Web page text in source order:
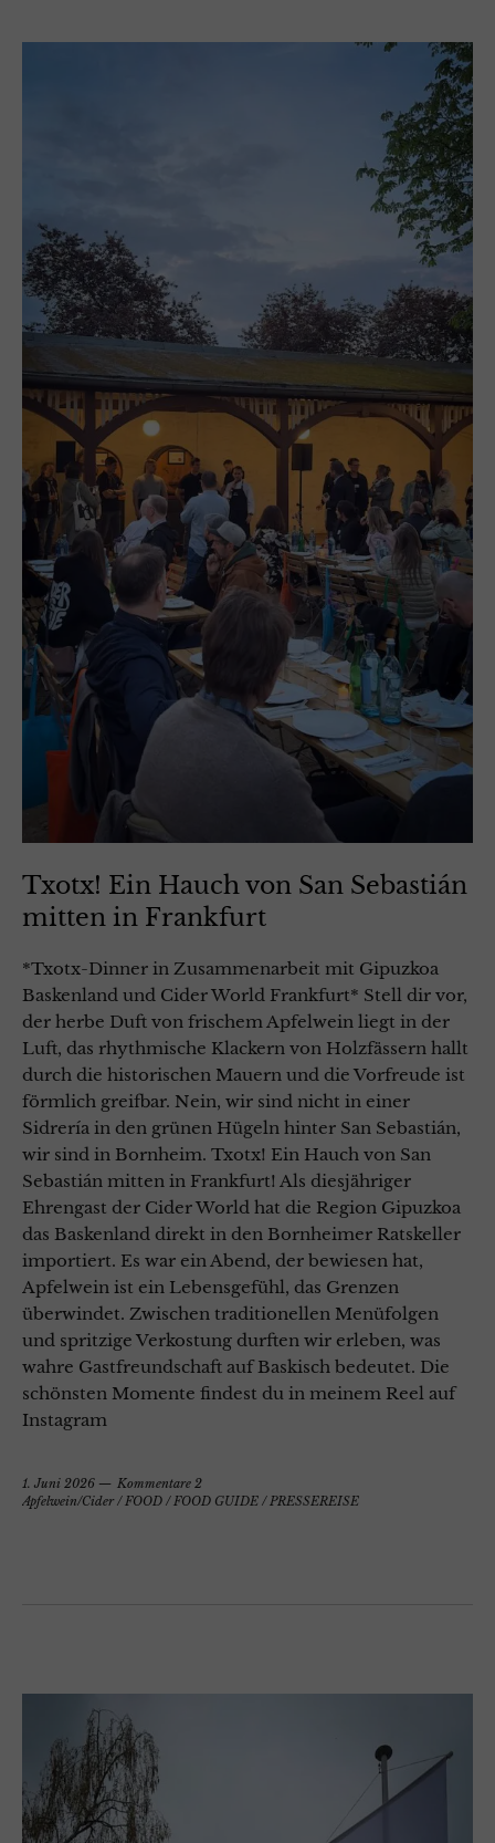
Txotx! Ein Hauch von San Sebastián
mitten in Frankfurt
*Txotx-Dinner in Zusammenarbeit mit Gipuzkoa
Baskenland und Cider World Frankfurt* Stell dir vor,
der herbe Duft von frischem Apfelwein liegt in der
Luft, das rhythmische Klackern von Holzfässern hallt
durch die historischen Mauern und die Vorfreude ist
förmlich greifbar. Nein, wir sind nicht in einer
Sidrería in den grünen Hügeln hinter San Sebastián,
wir sind in Bornheim. Txotx! Ein Hauch von San
Sebastián mitten in Frankfurt! Als diesjähriger
Ehrengast der Cider World hat die Region Gipuzkoa
das Baskenland direkt in den Bornheimer Ratskeller
importiert. Es war ein Abend, der bewiesen hat,
Apfelwein ist ein Lebensgefühl, das Grenzen
überwindet. Zwischen traditionellen Menüfolgen
und spritzige Verkostung durften wir erleben, was
wahre Gastfreundschaft auf Baskisch bedeutet. Die
schönsten Momente findest du in meinem Reel auf
Instagram
1. Juni 2026
Kommentare 2
Apfelwein/Cider/ FOOD / FOOD GUIDE / PRESSEREISE